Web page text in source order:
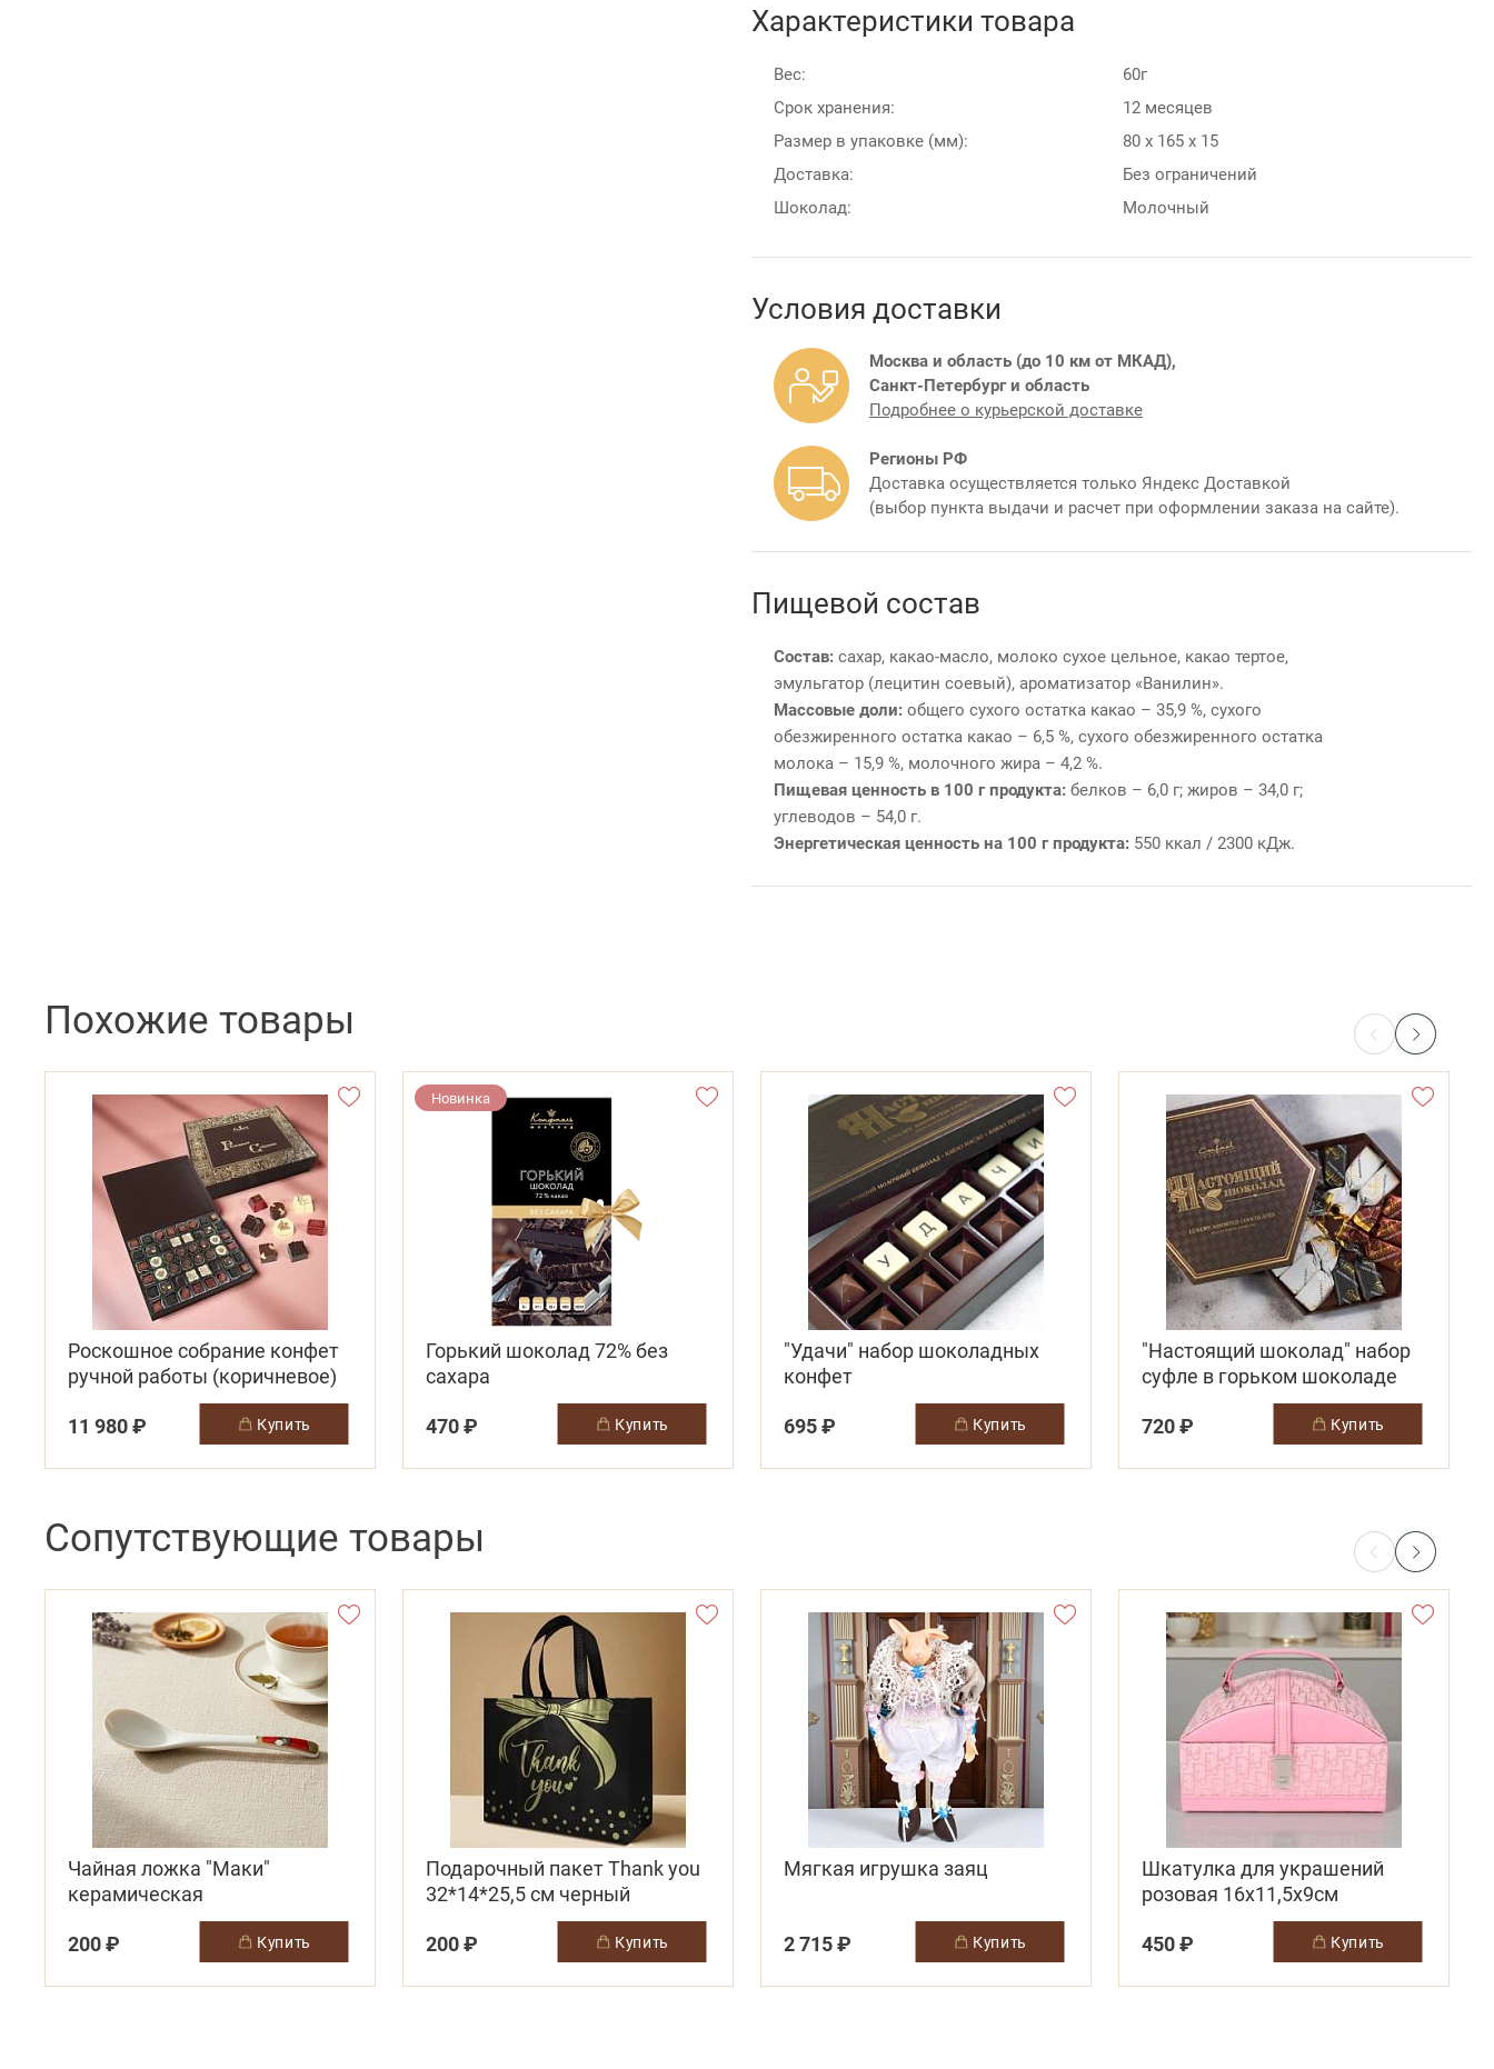
Характеристики товара
Вес:
60г
Срок хранения:
12 месяцев
Размер в упаковке (мм):
80 х 165 х 15
Доставка:
Без ограничений
Шоколад:
Молочный
Условия доставки
Москва и область (до 10 км от МКАД),
Санкт-Петербург и область
Подробнее о курьерской доставке
Регионы РФ
Доставка осуществляется только Яндекс Доставкой
(выбор пункта выдачи и расчет при оформлении заказа на сайте).
Пищевой состав
Состав: сахар, какао-масло, молоко сухое цельное, какао тертое,
эмульгатор (лецитин соевый), ароматизатор «Ванилин».
Массовые доли: общего сухого остатка какао – 35,9 %, сухого
обезжиренного остатка какао – 6,5 %, сухого обезжиренного остатка
молока – 15,9 %, молочного жира – 4,2 %.
Пищевая ценность в 100 г продукта: белков – 6,0 г; жиров – 34,0 г;
углеводов – 54,0 г.
Энергетическая ценность на 100 г продукта: 550 ккал / 2300 кДж.
Похожие товары
Роскошное собрание конфет
ручной работы (коричневое)
11 980 ₽
купить
Новинка
Горький шоколад 72% без
сахара
470 ₽
купить
"Удачи" набор шоколадных
конфет
695 ₽
купить
"Настоящий шоколад" набор
суфле в горьком шоколаде
720 ₽
купить
Сопутствующие товары
Чайная ложка "Маки"
керамическая
200 ₽
купить
Подарочный пакет Thank you
32*14*25,5 см черный
200 ₽
купить
Мягкая игрушка заяц
2 715 ₽ купить
Шкатулка для украшений
розовая 16х11,5х9см
450 ₽
купить